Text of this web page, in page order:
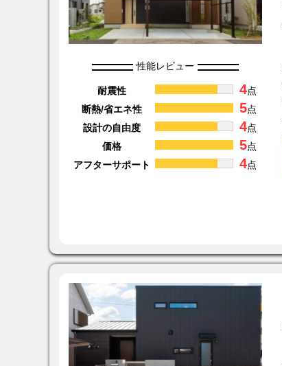
性能レビュー
耐震性 4点
断熱/省エネ性
5点
設計の自由度
4点
価格
5点
アフターサポート
4点